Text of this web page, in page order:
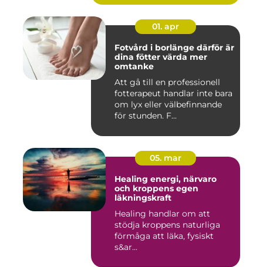
01. apr
Fotvård i borlänge därför är
dina fötter värda mer
omtanke
Att gå till en professionell
fotterapeut handlar inte bara
om lyx eller välbefinnande
för stunden. F...
05. mar
Healing energi, närvaro
och kroppens egen
läkningskraft
Healing handlar om att
stödja kroppens naturliga
förmåga att läka, fysiskt
s&ar...